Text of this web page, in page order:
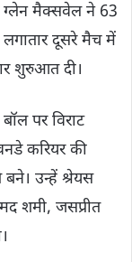
ग्लेन मैक्सवेल ने 63
दूसरे मैच में
शुरुआत दी।
पर विराट
करियर की
उन्हें श्रेयस
शमी, जसप्रीत